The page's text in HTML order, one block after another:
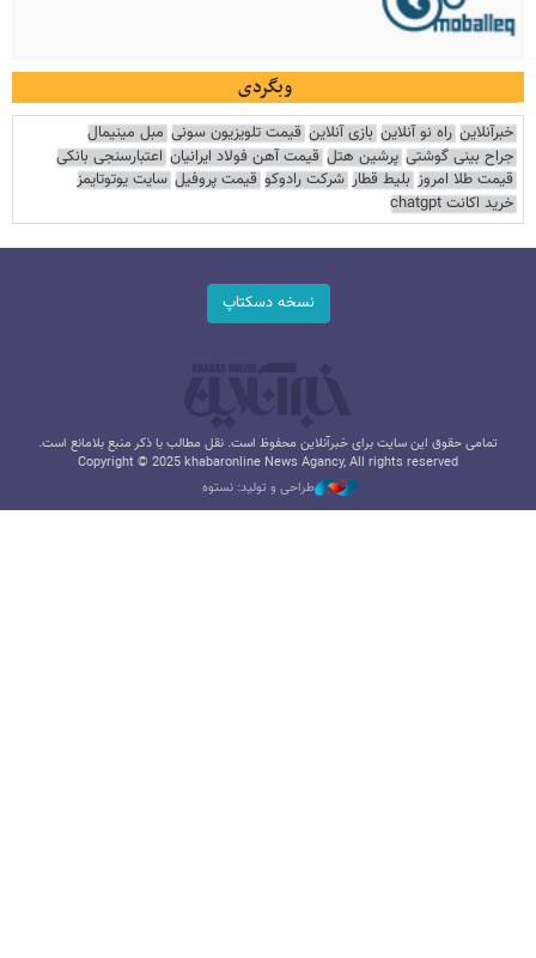
وبگردی
خبرآنلاین راه نو آنلاین بازی آنلاین قیمت تلویزیون سونی مبل مینیمال
جراح بینی گوشتی پرشین هتل قیمت آهن فولاد ایرانیان اعتبارسنجی بانکی
قیمت طلا امروز بلیط قطار شرکت رادوکو قیمت پروفیل سایت یوتوتایمز
خرید اکانت chatgpt
نسخه دسکتاپ
تمامی حقوق این سایت برای خبرآنلاین محفوظ است. نقل مطالب با ذکر منبع بلامانع است.
Copyright © 2025 khabaronline News Agancy, All rights reserved
طراحی و تولید: نستوه